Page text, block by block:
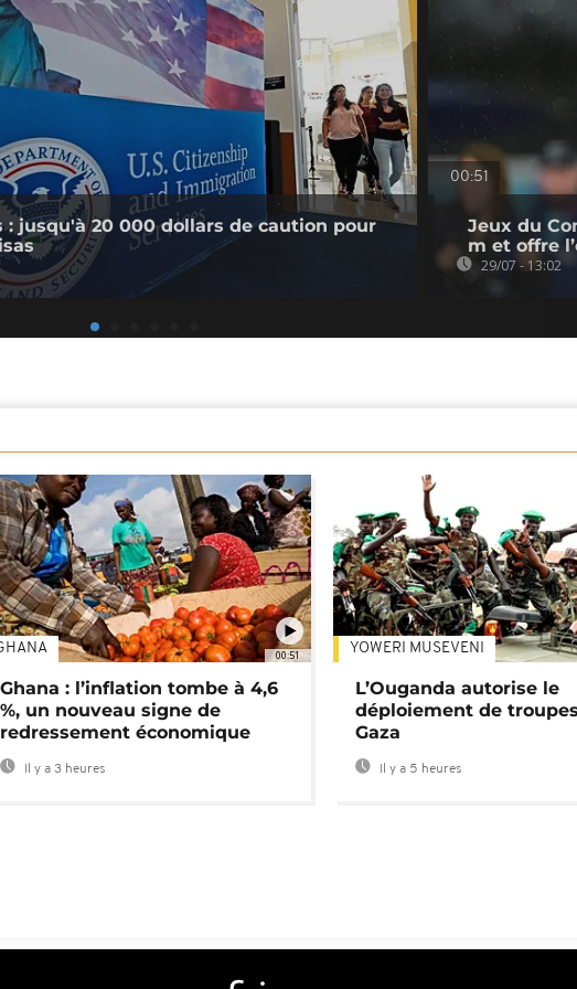
: jusqu'à 20 000 dollars de caution pour
00:51
Jeux du
m et offre
29/07 - 13:02
00:51
Ghana : l’inflation tombe à 4,6
%, un nouveau signe de
redressement économique
Il y a 3 heures
YOWERI MUSEVENI
L’Ouganda autorise le
déploiement de
Gaza
Il y a 5 heures